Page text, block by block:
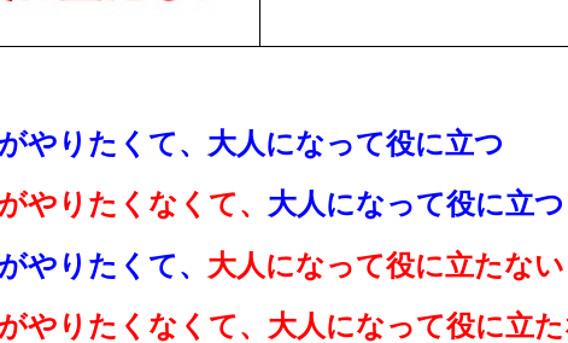
やりたくて、大人になって役に立つ
やりたくなくて、 大人になって役に立つ
やりたくて、 大人になって役に立たない
やりたくなくて、大人になって役に立